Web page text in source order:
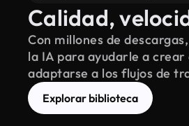
Calidad,
Con millones de
la IA para ayudarle a
adaptarse a los flujos de
Explorar biblioteca